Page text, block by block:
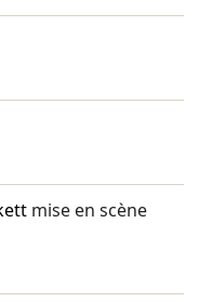
mise en scène